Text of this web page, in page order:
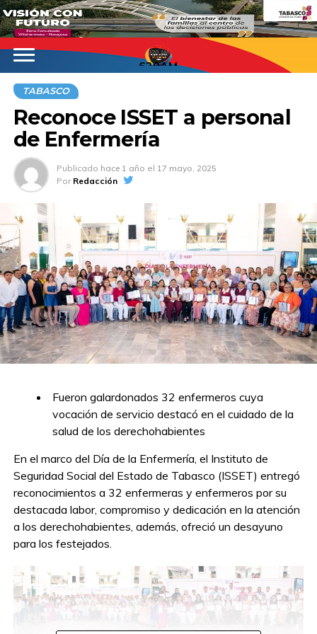
620AM
TABASCO
Reconoce ISSET a personal
de Enfermería
Publicado hace 1 año el 17 mayo, 2025
Por Redacción
Fueron galardonados 32 enfermeros cuya
vocación de servicio destacó en el cuidado de la
salud de los derechohabientes
En el marco del Día de la Enfermería, el Instituto de
Seguridad Social del Estado de Tabasco (ISSET) entregó
reconocimientos a 32 enfermeras y enfermeros por su
destacada labor, compromiso y dedicación en la atención
a los derechohabientes, además, ofreció un desayuno
para los festejados.